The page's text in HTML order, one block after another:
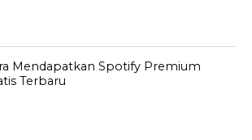
Mendapatkan Spotify Premium
Terbaru